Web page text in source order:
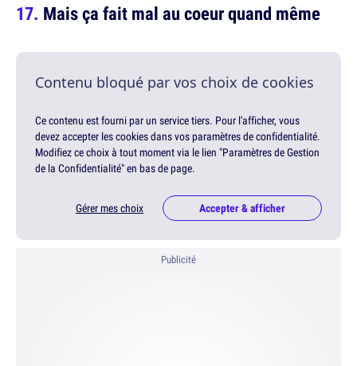
Mais ça fait mal au coeur quand même
Contenu bloqué par vos choix de cookies
Ce contenu est fourni par un service tiers. Pour l'afficher, vous
devez accepter les cookies dans vos paramètres de confidentialité.
Modifiez ce choix à tout moment via le lien "Paramètres de Gestion
de la Confidentialité" en bas de page.
Gérer mes choix Accepter & afficher
Publicité